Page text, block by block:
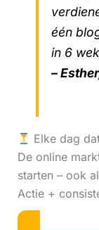
één
in 6
–
Elke dag
De online
starten – ook
Actie +